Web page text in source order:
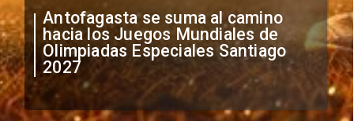
"Falta de profesionalismo": Sifup
anuncia medidas por situación
irregular de futbolistas
extranjeros